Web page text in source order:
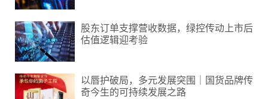
股东订单支撑营收数据，绿控传动上市后
估值逻辑迎考验
以唇护破局，多元发展突围｜国货品牌传
奇今生的可持续发展之路